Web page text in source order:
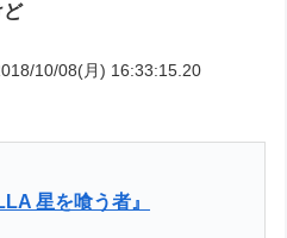
ど
10/08(月) 16:33:15.20
星を喰う者』